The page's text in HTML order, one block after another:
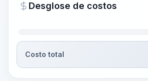
~15-30 Sek.
Desglose de costos
Costo total